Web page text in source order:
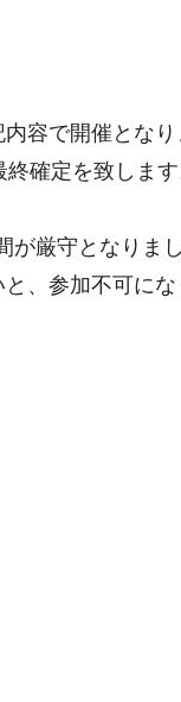
容で開催とな
確定を致しま
が厳守となり
、参加不可に